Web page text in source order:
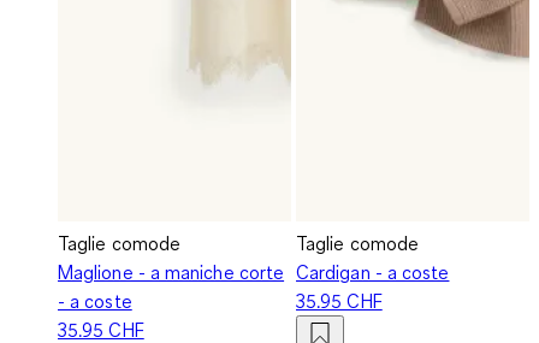
Taglie comode
Maglione - a maniche corte
- a coste
35.95 CHF
Taglie comode
Cardigan - a coste
35.95 CHF